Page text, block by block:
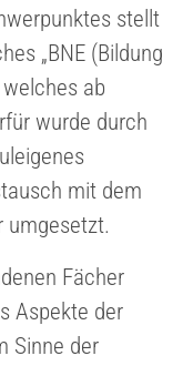
stellt
„BNE (Bildung
ab
wurde durch
mit dem
umgesetzt.
Fächer
Aspekte der
Sinne der